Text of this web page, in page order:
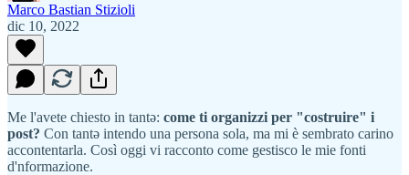
Marco Bastian Stizioli
dic 10, 2022
Me l'avete chiesto in tantə: come ti organizzi per "costruire" i
post? Con tantə intendo una persona sola, ma mi è sembrato carino
accontentarla. Così oggi vi racconto come gestisco le mie fonti
d'nformazione.